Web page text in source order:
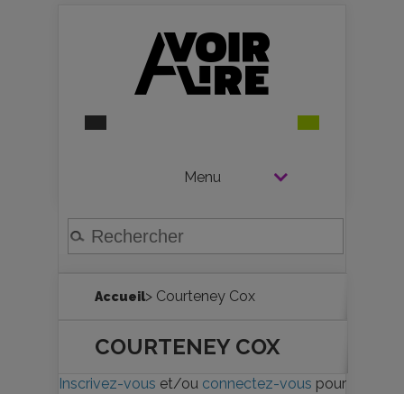
Menu
Accueil> Courteney Cox
COURTENEY COX
Inscrivez-vous et/ou connectez-vous pour